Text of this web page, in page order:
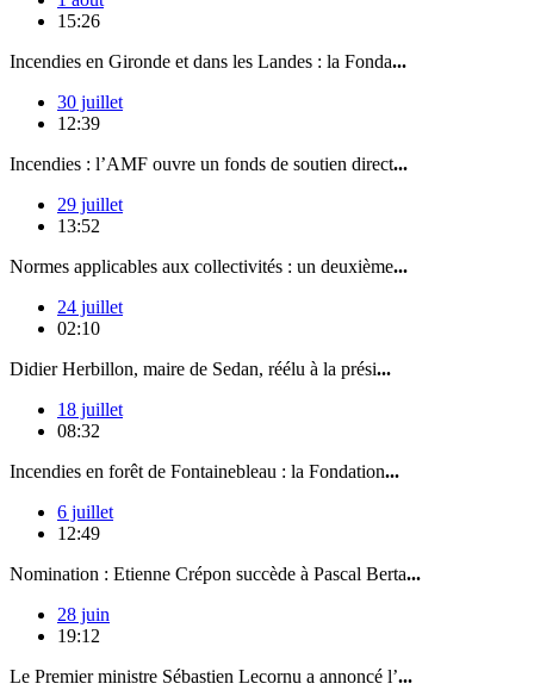
15:26
Incendies en Gironde et dans les Landes : la Fonda...
30 juillet
12:39
Incendies : l’AMF ouvre un fonds de soutien direct...
29 juillet
13:52
Normes applicables aux collectivités : un deuxième...
24 juillet
02:10
Didier Herbillon, maire de Sedan, réélu à la prési...
18 juillet
08:32
Incendies en forêt de Fontainebleau : la Fondation...
6 juillet
12:49
Nomination : Etienne Crépon succède à Pascal Berta...
28 juin
19:12
Le Premier ministre Sébastien Lecornu a annoncé l’...